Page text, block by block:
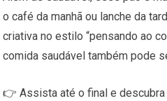
o café da manhã ou lanche da
criativa no estilo “pensando ao
comida saudável também pode
👉 Assista até o final e